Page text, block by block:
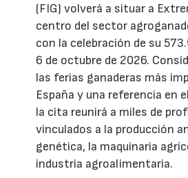
(FIG) volverá a situar a
centro del sector
con la celebración de su
6 de octubre de 2026.
las ferias ganaderas más
España y una referencia en
la cita reunirá a miles de
vinculados a la producción
genética, la maquinaria
industria agroalimentaria.